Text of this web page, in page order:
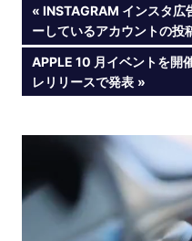
投
稿
ナ
ビ
ゲ
PREVIOUS
POST:
INSTAGRAM インスタ広
ーしているアカウントの投
NEXT
POST:
APPLE 10 月イベントを開
レリリースで発表